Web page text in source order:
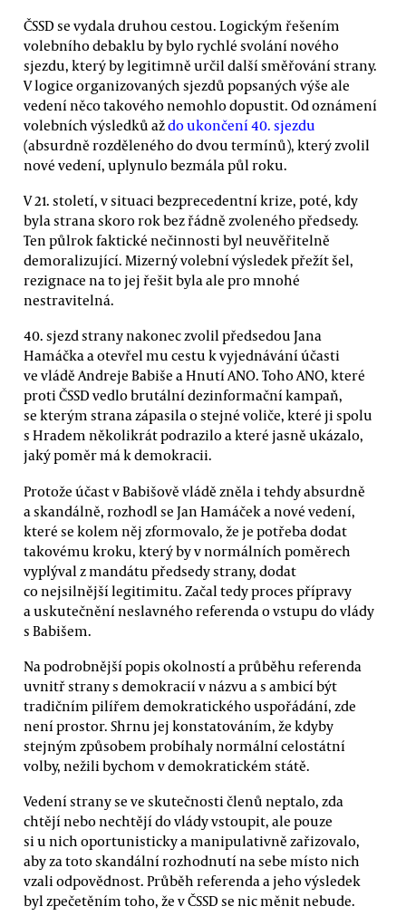
ČSSD se vydala druhou cestou. Logickým řešením
volebního debaklu by bylo rychlé svolání nového
sjezdu, který by legitimně určil další směřování strany.
V logice organizovaných sjezdů popsaných výše ale
vedení něco takového nemohlo dopustit. Od oznámení
volebních výsledků aždo ukončení 40. sjezdu
(absurdně rozděleného do dvou termínů), který zvolil
nové vedení, uplynulo bezmála půl roku.
V 21. století, v situaci bezprecedentní krize, poté, kdy
byla strana skoro rok bez řádně zvoleného předsedy.
Ten půlrok faktické nečinnosti byl neuvěřitelně
demoralizující. Mizerný volební výsledek přežít šel,
rezignace na to jej řešit byla ale pro mnohé
nestravitelná.
40. sjezd strany nakonec zvolil předsedou Jana
Hamáčka a otevřel mu cestu k vyjednávání účasti
ve vládě Andreje Babiše a Hnutí ANO. Toho ANO, které
proti ČSSD vedlo brutální dezinformační kampaň,
se kterým strana zápasila o stejné voliče, které ji spolu
s Hradem několikrát podrazilo a které jasně ukázalo,
jaký poměr má k demokracii.
Protože účast v Babišově vládě zněla i tehdy absurdně
a skandálně, rozhodl se Jan Hamáček a nové vedení,
které se kolem něj zformovalo, že je potřeba dodat
takovému kroku, který by v normálních poměrech
vyplýval z mandátu předsedy strany, dodat
co nejsilnější legitimitu. Začal tedy proces přípravy
a uskutečnění neslavného referenda o vstupu do vlády
s Babišem.
Na podrobnější popis okolností a průběhu referenda
uvnitř strany s demokracií v názvu a s ambicí být
tradičním pilířem demokratického uspořádání, zde
není prostor. Shrnu jej konstatováním, že kdyby
stejným způsobem probíhaly normální celostátní
volby, nežili bychom v demokratickém státě.
Vedení strany se ve skutečnosti členů neptalo, zda
chtějí nebo nechtějí do vlády vstoupit, ale pouze
si u nich oportunisticky a manipulativně zařizovalo,
aby za toto skandální rozhodnutí na sebe místo nich
vzali odpovědnost. Průběh referenda a jeho výsledek
byl zpečetěním toho, že v ČSSD se nic měnit nebude.